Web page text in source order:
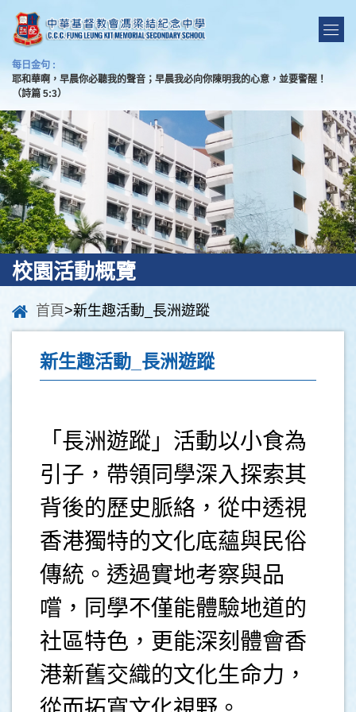
每日金句 :
耶和華啊，早晨你必聽我的聲音；早晨我必向你陳明我的心意，並要警醒！
（詩篇 5:3）
校園活動概覽
首頁>新生趣活動_長洲遊蹤
新生趣活動_長洲遊蹤
「長洲遊蹤」活動以小食為
引子，帶領同學深入探索其
背後的歷史脈絡，從中透視
香港獨特的文化底蘊與民俗
傳統。透過實地考察與品
嚐，同學不僅能體驗地道的
社區特色，更能深刻體會香
港新舊交織的文化生命力，